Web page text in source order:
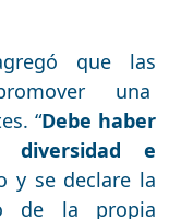
que las
una
“Debe haber
e
y se declare la
de la propia